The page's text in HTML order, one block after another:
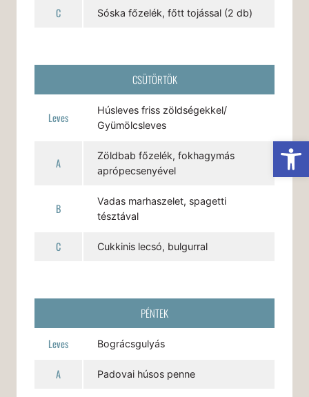
C Sóska főzelék, főtt tojással (2 db)
CSÜTÖRTÖK
Leves
Húsleves friss zöldségekkel/
Gyümölcsleves
A
Zöldbab főzelék, fokhagymás
aprópecsenyével
B
Vadas marhaszelet, spagetti
tésztával
C Cukkinis lecsó, bulgurral
PÉNTEK
Leves Bográcsgulyás
A Padovai húsos penne